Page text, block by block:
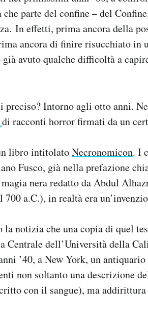
parte del confine – del
In effetti, prima ancora della
ancora di finire risucchiato in
già avuto qualche difficoltà a
preciso? Intorno agli otto anni.
di racconti horror firmati da un
libro intitolatoNecronomicon. I
Fusco, già nella prefazione
nera redatto da Abdul
a.C.), in realtà era
notizia che una copia di quel
Centrale dell’Università della
’40, a New York, un
non soltanto una descrizione
con il sangue), ma